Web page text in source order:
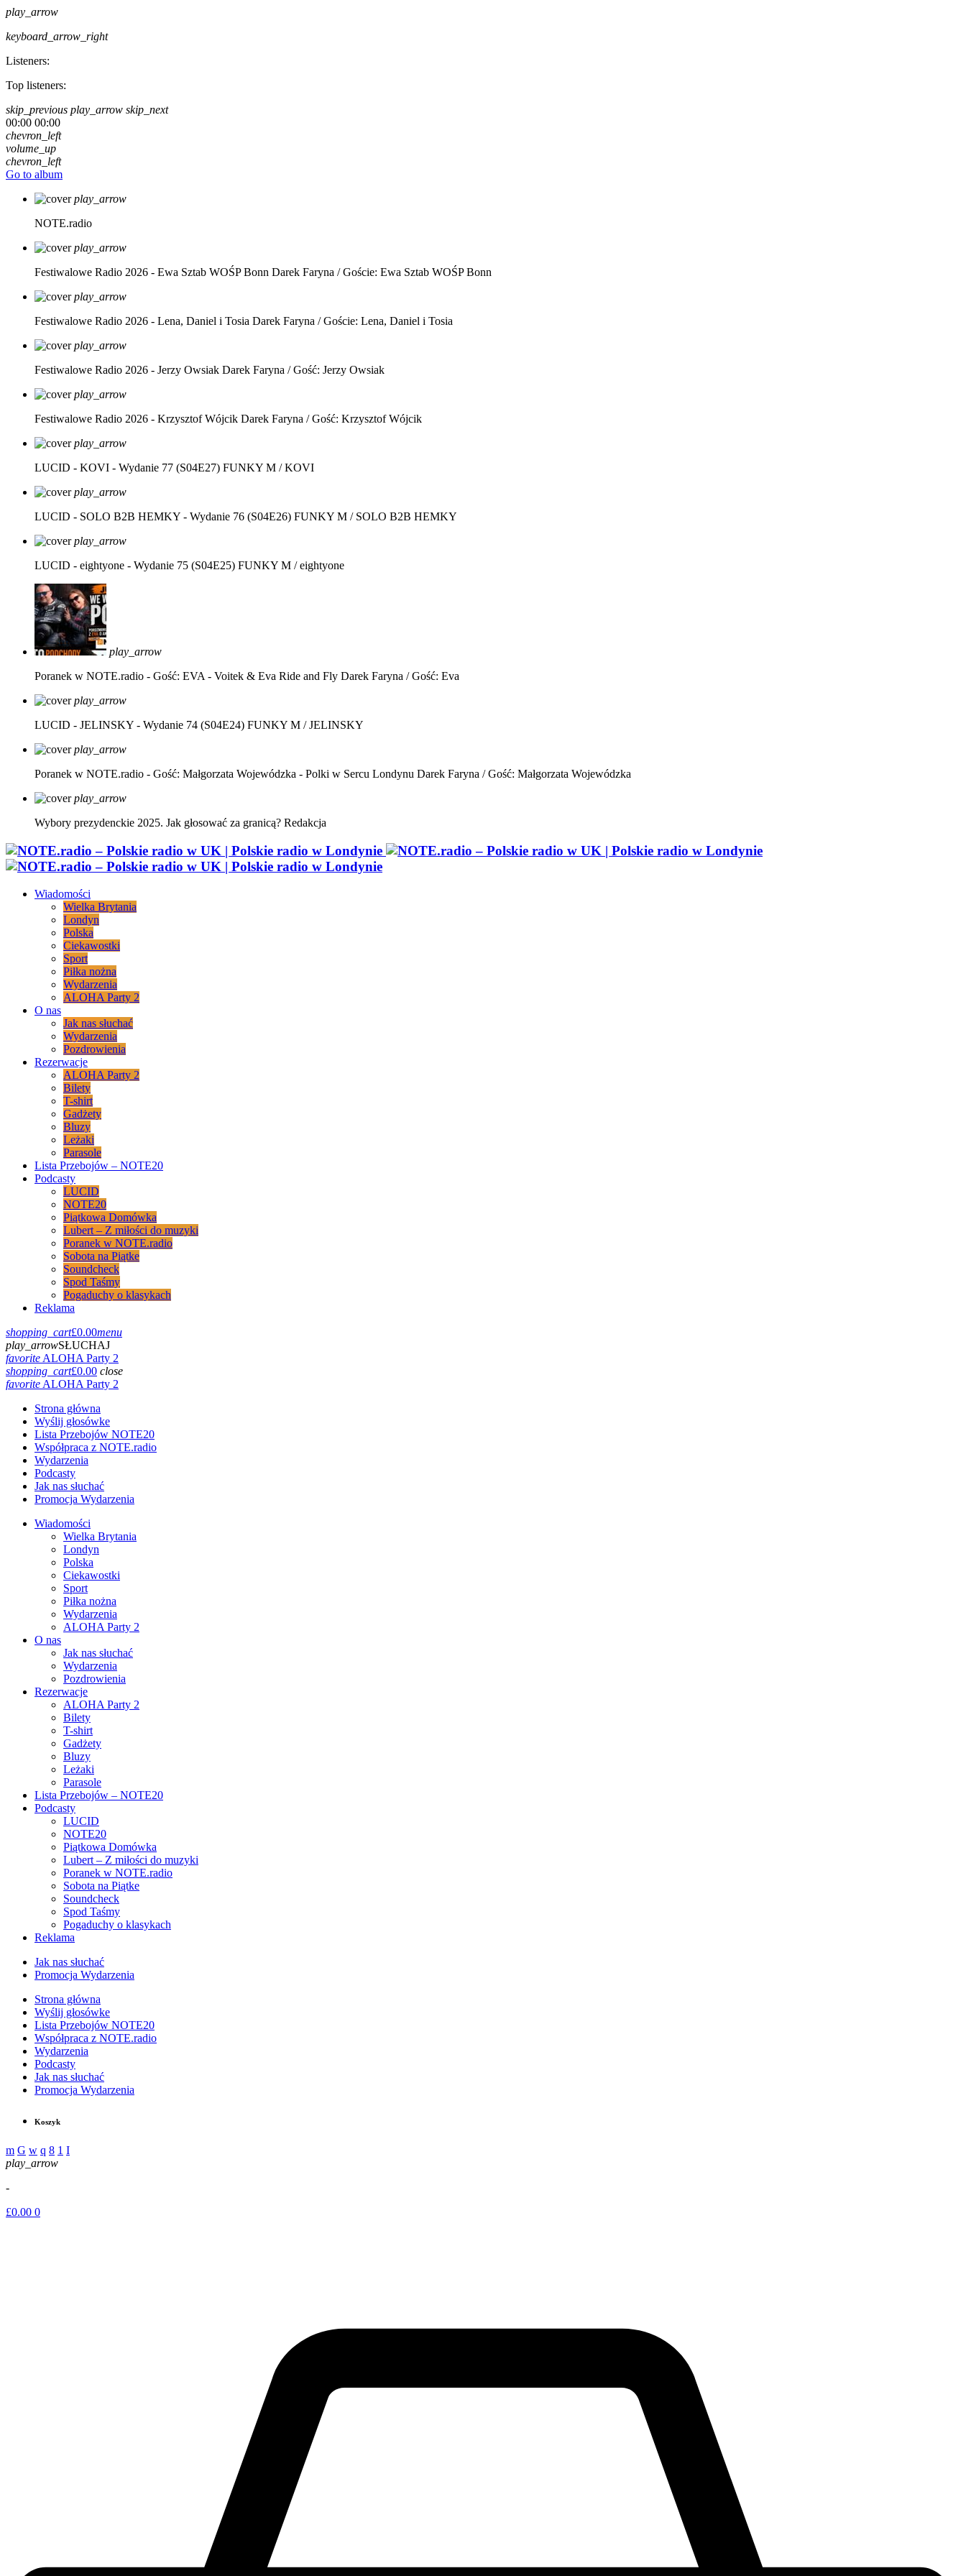
play_arrow
keyboard_arrow_right
Listeners:
Top listeners:
skip_previous play_arrow skip_next
00:00 00:00
chevron_left
volume_up
chevron_left
Go to album
play_arrow
NOTE.radio
play_arrow
Festiwalowe Radio 2026 - Ewa Sztab WOŚP Bonn Darek Faryna / Goście: Ewa Sztab WOŚP Bonn
play_arrow
Festiwalowe Radio 2026 - Lena, Daniel i Tosia Darek Faryna / Goście: Lena, Daniel i Tosia
play_arrow
Festiwalowe Radio 2026 - Jerzy Owsiak Darek Faryna / Gość: Jerzy Owsiak
play_arrow
Festiwalowe Radio 2026 - Krzysztof Wójcik Darek Faryna / Gość: Krzysztof Wójcik
play_arrow
LUCID - KOVI - Wydanie 77 (S04E27) FUNKY M / KOVI
play_arrow
LUCID - SOLO B2B HEMKY - Wydanie 76 (S04E26) FUNKY M / SOLO B2B HEMKY
play_arrow
LUCID - eightyone - Wydanie 75 (S04E25) FUNKY M / eightyone
play_arrow
Poranek w NOTE.radio - Gość: EVA - Voitek & Eva Ride and Fly Darek Faryna / Gość: Eva
play_arrow
LUCID - JELINSKY - Wydanie 74 (S04E24) FUNKY M / JELINSKY
play_arrow
Poranek w NOTE.radio - Gość: Małgorzata Wojewódzka - Polki w Sercu Londynu Darek Faryna / Gość: Małgorzata Wojewódzka
play_arrow
Wybory prezydenckie 2025. Jak głosować za granicą? Redakcja
Wiadomości
Wielka Brytania
Londyn
Polska
Ciekawostki
Sport
Piłka nożna
Wydarzenia
ALOHA Party 2
O nas
Jak nas słuchać
Wydarzenia
Pozdrowienia
Rezerwacje
ALOHA Party 2
Bilety
T-shirt
Gadżety
Bluzy
Leżaki
Parasole
Lista Przebojów – NOTE20
Podcasty
LUCID
NOTE20
Piątkowa Domówka
Lubert – Z miłości do muzyki
Poranek w NOTE.radio
Sobota na Piątke
Soundcheck
Spod Taśmy
Pogaduchy o klasykach
Reklama
shopping_cart£0.00menu
play_arrowSŁUCHAJ
favoriteALOHA Party 2
shopping_cart£0.00 close
favoriteALOHA Party 2
Strona główna
Wyślij głosówke
Lista Przebojów NOTE20
Współpraca z NOTE.radio
Wydarzenia
Podcasty
Jak nas słuchać
Promocja Wydarzenia
Wiadomości
Wielka Brytania
Londyn
Polska
Ciekawostki
Sport
Piłka nożna
Wydarzenia
ALOHA Party 2
O nas
Jak nas słuchać
Wydarzenia
Pozdrowienia
Rezerwacje
ALOHA Party 2
Bilety
T-shirt
Gadżety
Bluzy
Leżaki
Parasole
Lista Przebojów – NOTE20
Podcasty
LUCID
NOTE20
Piątkowa Domówka
Lubert – Z miłości do muzyki
Poranek w NOTE.radio
Sobota na Piątke
Soundcheck
Spod Taśmy
Pogaduchy o klasykach
Reklama
Jak nas słuchać
Promocja Wydarzenia
Strona główna
Wyślij głosówke
Lista Przebojów NOTE20
Współpraca z NOTE.radio
Wydarzenia
Podcasty
Jak nas słuchać
Promocja Wydarzenia
Koszyk
play_arrow
-
£0.00 0